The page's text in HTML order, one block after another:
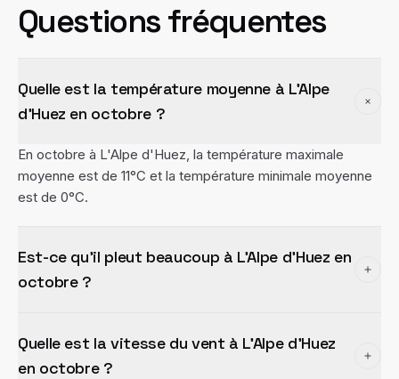
Questions fréquentes
Quelle est la température moyenne à L'Alpe
d'Huez en octobre ?
En octobre à L'Alpe d'Huez, la température maximale
moyenne est de 11°C et la température minimale moyenne
est de 0°C.
Est-ce qu'il pleut beaucoup à L'Alpe d'Huez en
octobre ?
Quelle est la vitesse du vent à L'Alpe d'Huez
en octobre ?